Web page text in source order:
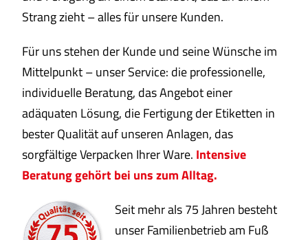
Strang zieht – alles für unsere Kunden.
Für uns stehen der Kunde und seine Wünsche im
Mittelpunkt – unser Service: die professionelle,
individuelle Beratung, das Angebot einer
adäquaten Lösung, die Fertigung der Etiketten in
bester Qualität auf unseren Anlagen, das
sorgfältige Verpacken Ihrer Ware. Intensive
Beratung gehört bei uns zum Alltag.
Seit mehr als 75 Jahren besteht
unser Familienbetrieb am Fuß